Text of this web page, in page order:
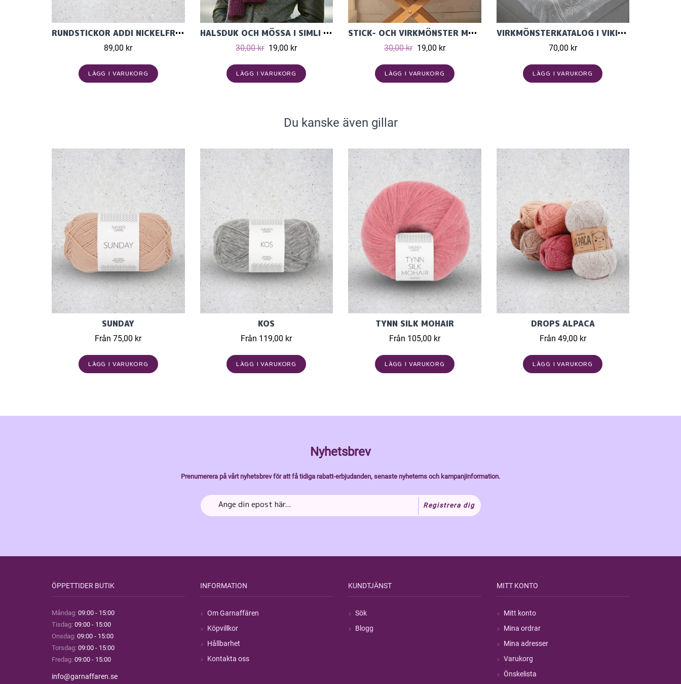
RUNDSTICKOR ADDI NICKELFRI LACE 40CM
89,00 kr
LÄGG I VARUKORG
HALSDUK OCH MÖSSA I SIMLI ANGORA
30,00 kr 19,00 kr
LÄGG I VARUKORG
STICK- OCH VIRKMÖNSTER MED PIPPI RANDNING TILL GRYTLAPP, FILT OCH KUDDE I TILDA BLANDGARN
30,00 kr 19,00 kr
LÄGG I VARUKORG
VIRKMÖNSTERKATALOG I VIKING VIRKGARN 2429
70,00 kr
LÄGG I VARUKORG
Du kanske även gillar
SUNDAY
Från 75,00 kr
LÄGG I VARUKORG
KOS
Från 119,00 kr
LÄGG I VARUKORG
TYNN SILK MOHAIR
Från 105,00 kr
LÄGG I VARUKORG
DROPS ALPACA
Från 49,00 kr
LÄGG I VARUKORG
Nyhetsbrev
Prenumerera på vårt nyhetsbrev för att få tidiga rabatt-erbjudanden, senaste nyheterns och kampanjinformation.
Registrera dig
ÖPPETTIDER BUTIK
Måndag: 09:00 - 15:00
Tisdag: 09:00 - 15:00
Onsdag: 09:00 - 15:00
Torsdag: 09:00 - 15:00
Fredag: 09:00 - 15:00
info@garnaffaren.se
INFORMATION
Om Garnaffären
Köpvillkor
Hållbarhet
Kontakta oss
KUNDTJÄNST
Sök
Blogg
MITT KONTO
Mitt konto
Mina ordrar
Mina adresser
Varukorg
Önskelista